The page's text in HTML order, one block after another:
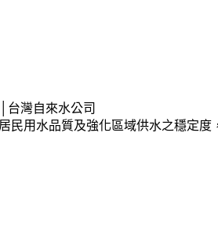
台灣自來水公司
民用水品質及強化區域供水之穩定